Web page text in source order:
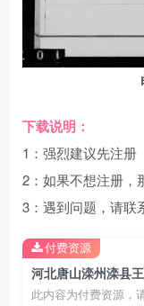
下载说明：
1：强烈建议先注册
2：如果不想注册，
3：遇到问题，请联
河北唐山滦州滦县
此内容为付费资源，
付费资源